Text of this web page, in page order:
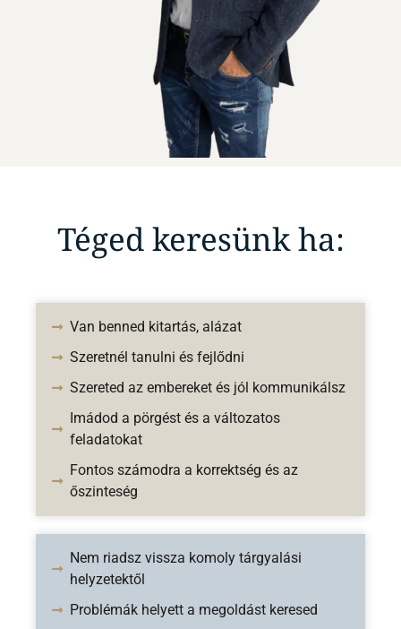
Téged keresünk ha:
Van benned kitartás, alázat
Szeretnél tanulni és fejlődni
Szereted az embereket és jól kommunikálsz
Imádod a pörgést és a változatos
feladatokat
Fontos számodra a korrektség és az
őszinteség
Nem riadsz vissza komoly tárgyalási
helyzetektől
Problémák helyett a megoldást keresed